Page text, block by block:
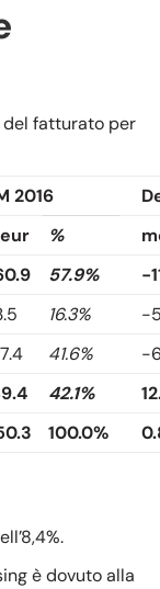
fatturato per
2016
%
57.9%
-
16.3%
-
41.6%
-
42.1%
100.0%
è dovuto alla